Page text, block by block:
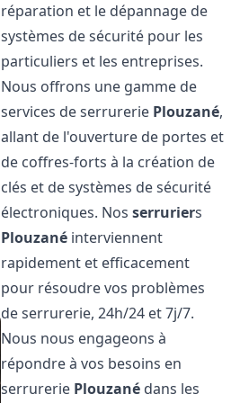
réparation et le dépannage de
systèmes de sécurité pour les
particuliers et les entreprises.
Nous offrons une gamme de
services de serrurerie Plouzané,
allant de l'ouverture de portes et
de coffres-forts à la création de
clés et de systèmes de sécurité
électroniques. Nosserruriers
Plouzané interviennent
rapidement et efficacement
pour résoudre vos problèmes
de serrurerie, 24h/24 et 7j/7.
Nous nous engageons à
répondre à vos besoins en
serrurerie Plouzané dans les